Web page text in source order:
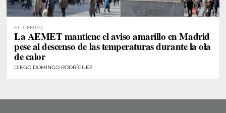
EL TIEMPO
La AEMET mantiene el aviso amarillo en Madrid
pese al descenso de las temperaturas durante la ola
de calor
DIEGO DOMINGO RODRÍGUEZ